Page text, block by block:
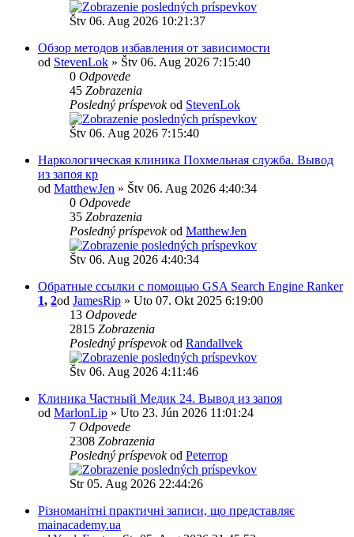
Štv 06. Aug 2026 10:21:37
Обзор методов избавления от зависимости
od StevenLok » Štv 06. Aug 2026 7:15:40
0 Odpovede
45 Zobrazenia
Posledný príspevokod StevenLok
Štv 06. Aug 2026 7:15:40
Наркологическая клиника Похмельная служба. Вывод
из запоя кр
od MatthewJen » Štv 06. Aug 2026 4:40:34
0 Odpovede
35 Zobrazenia
Posledný príspevokod MatthewJen
Štv 06. Aug 2026 4:40:34
Обратные ссылки с помощью GSA Search Engine Ranker
1, 2od JamesRip » Uto 07. Okt 2025 6:19:00
13 Odpovede
2815 Zobrazenia
Posledný príspevokod Randallvek
Štv 06. Aug 2026 4:11:46
Клиника Частный Медик 24. Вывод из запоя
od MarlonLip » Uto 23. Jún 2026 11:01:24
7 Odpovede
2308 Zobrazenia
Posledný príspevokod Peterrop
Str 05. Aug 2026 22:44:26
Різноманітні практичні записи, що представляє
mainacademy.ua